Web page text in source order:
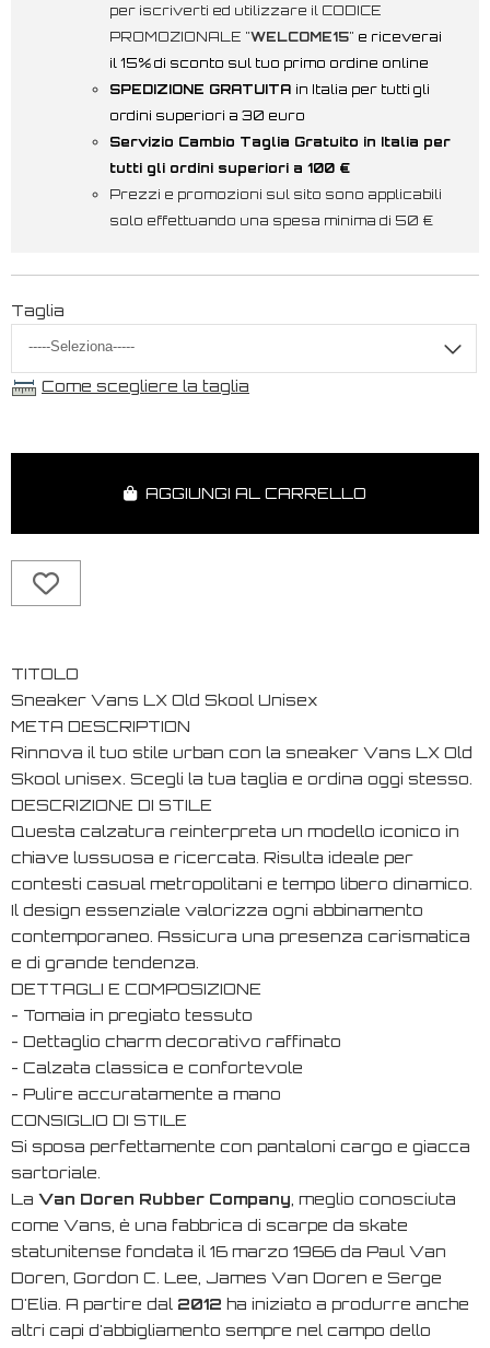
per iscriverti ed utilizzare il CODICE
PROMOZIONALE "WELCOME15" e riceverai
il 15% di sconto sul tuo primo ordine online
SPEDIZIONE GRATUITA in Italia per tutti gli
ordini superiori a 30 euro
Servizio Cambio Taglia Gratuito in Italia per
tutti gli ordini superiori a 100 €
Prezzi e promozioni sul sito sono applicabili
solo effettuando una spesa minima di 50 €
Taglia
Come scegliere la taglia
AGGIUNGI AL CARRELLO
TITOLO
Sneaker Vans LX Old Skool Unisex
META DESCRIPTION
Rinnova il tuo stile urban con la sneaker Vans LX Old
Skool unisex. Scegli la tua taglia e ordina oggi stesso.
DESCRIZIONE DI STILE
Questa calzatura reinterpreta un modello iconico in
chiave lussuosa e ricercata. Risulta ideale per
contesti casual metropolitani e tempo libero dinamico.
Il design essenziale valorizza ogni abbinamento
contemporaneo. Assicura una presenza carismatica
e di grande tendenza.
DETTAGLI E COMPOSIZIONE
- Tomaia in pregiato tessuto
- Dettaglio charm decorativo raffinato
- Calzata classica e confortevole
- Pulire accuratamente a mano
CONSIGLIO DI STILE
Si sposa perfettamente con pantaloni cargo e giacca
sartoriale.
La Van Doren Rubber Company , meglio conosciuta
come Vans, è una fabbrica di scarpe da skate
statunitense fondata il 16 marzo 1966 da Paul Van
Doren, Gordon C. Lee, James Van Doren e Serge
D'Elia. A partire dal 2012 ha iniziato a produrre anche
altri capi d'abbigliamento sempre nel campo dello